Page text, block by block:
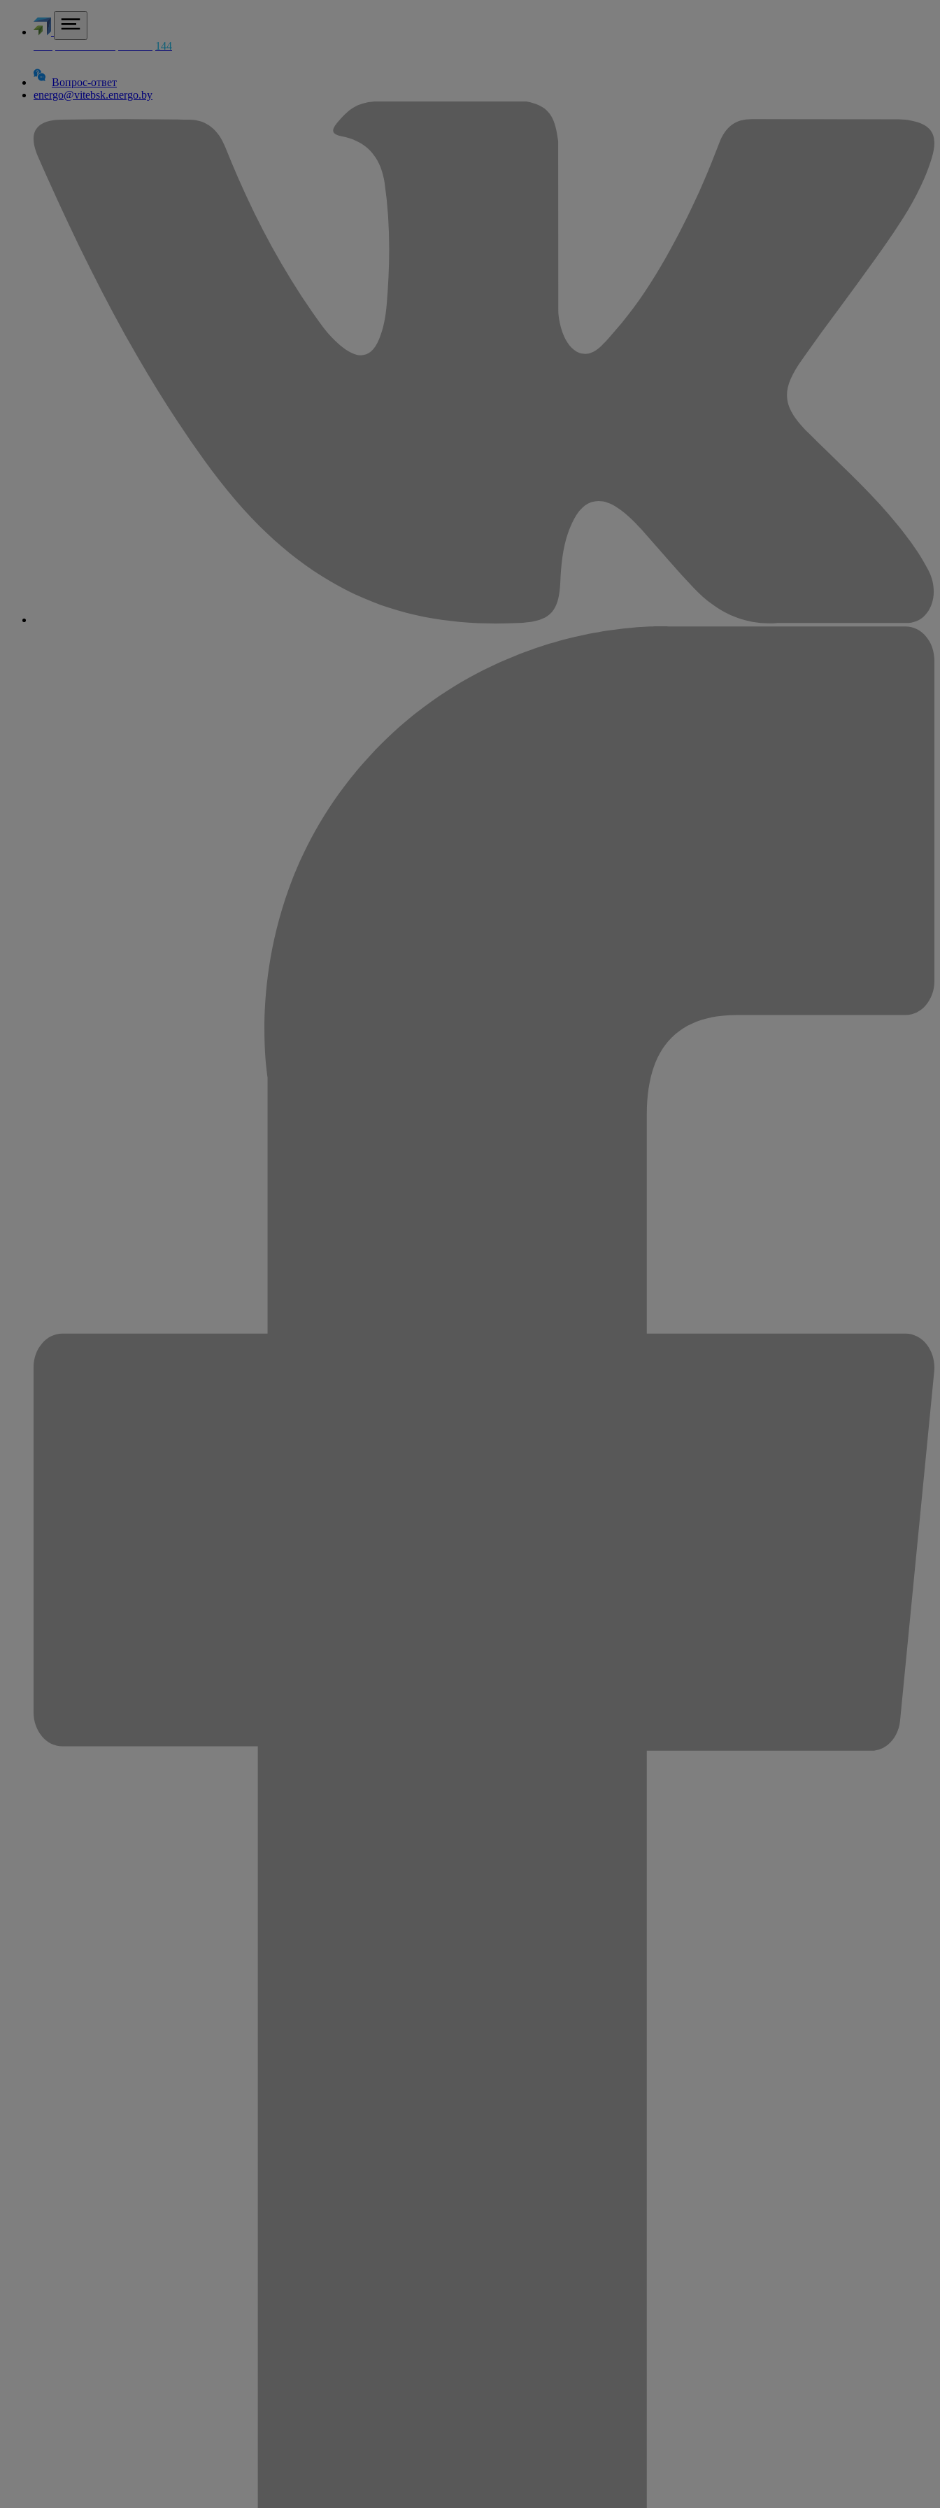
144
Вопрос-ответ
energo@vitebsk.energo.by